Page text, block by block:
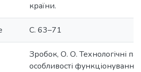
країни.
С. 63–71
Зробок, О. О. Технологічні
особливості функціонування